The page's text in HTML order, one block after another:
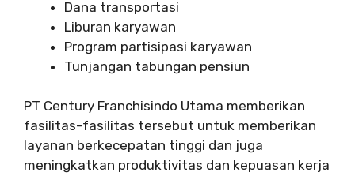
Dana transportasi
Liburan karyawan
Program partisipasi karyawan
Tunjangan tabungan pensiun
PT Century Franchisindo Utama memberikan
fasilitas-fasilitas tersebut untuk memberikan
layanan berkecepatan tinggi dan juga
meningkatkan produktivitas dan kepuasan kerja